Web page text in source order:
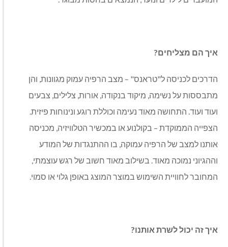
איך הם מצליחים?
הדרכים לכניסה ל"טראנס" – מצב הרפיה עמוק מגוונות, והן
מתבססות על נשימה, מיקוד בנקודה, אורות, צלילים, צבעים
ועוד ועוד. התחושה מאוד נעימה וכוללת רוגע ונינוחות פיזית.
הצפייה הממוקדת – בקולנוע או במכשיר הטלוויזיה, מכניסה
אותנו למצב של הרפיה עמוקה, בו ההתנגדות של המודע
וההגיוני נמוכה מאוד. בשילוב מאוד חשוב של רגש עוצמתי,
המחובר לחוויית השימוש במוצר המוצג באופן גלוי או סמוי.
איך זה יכול לשרת אותנו?